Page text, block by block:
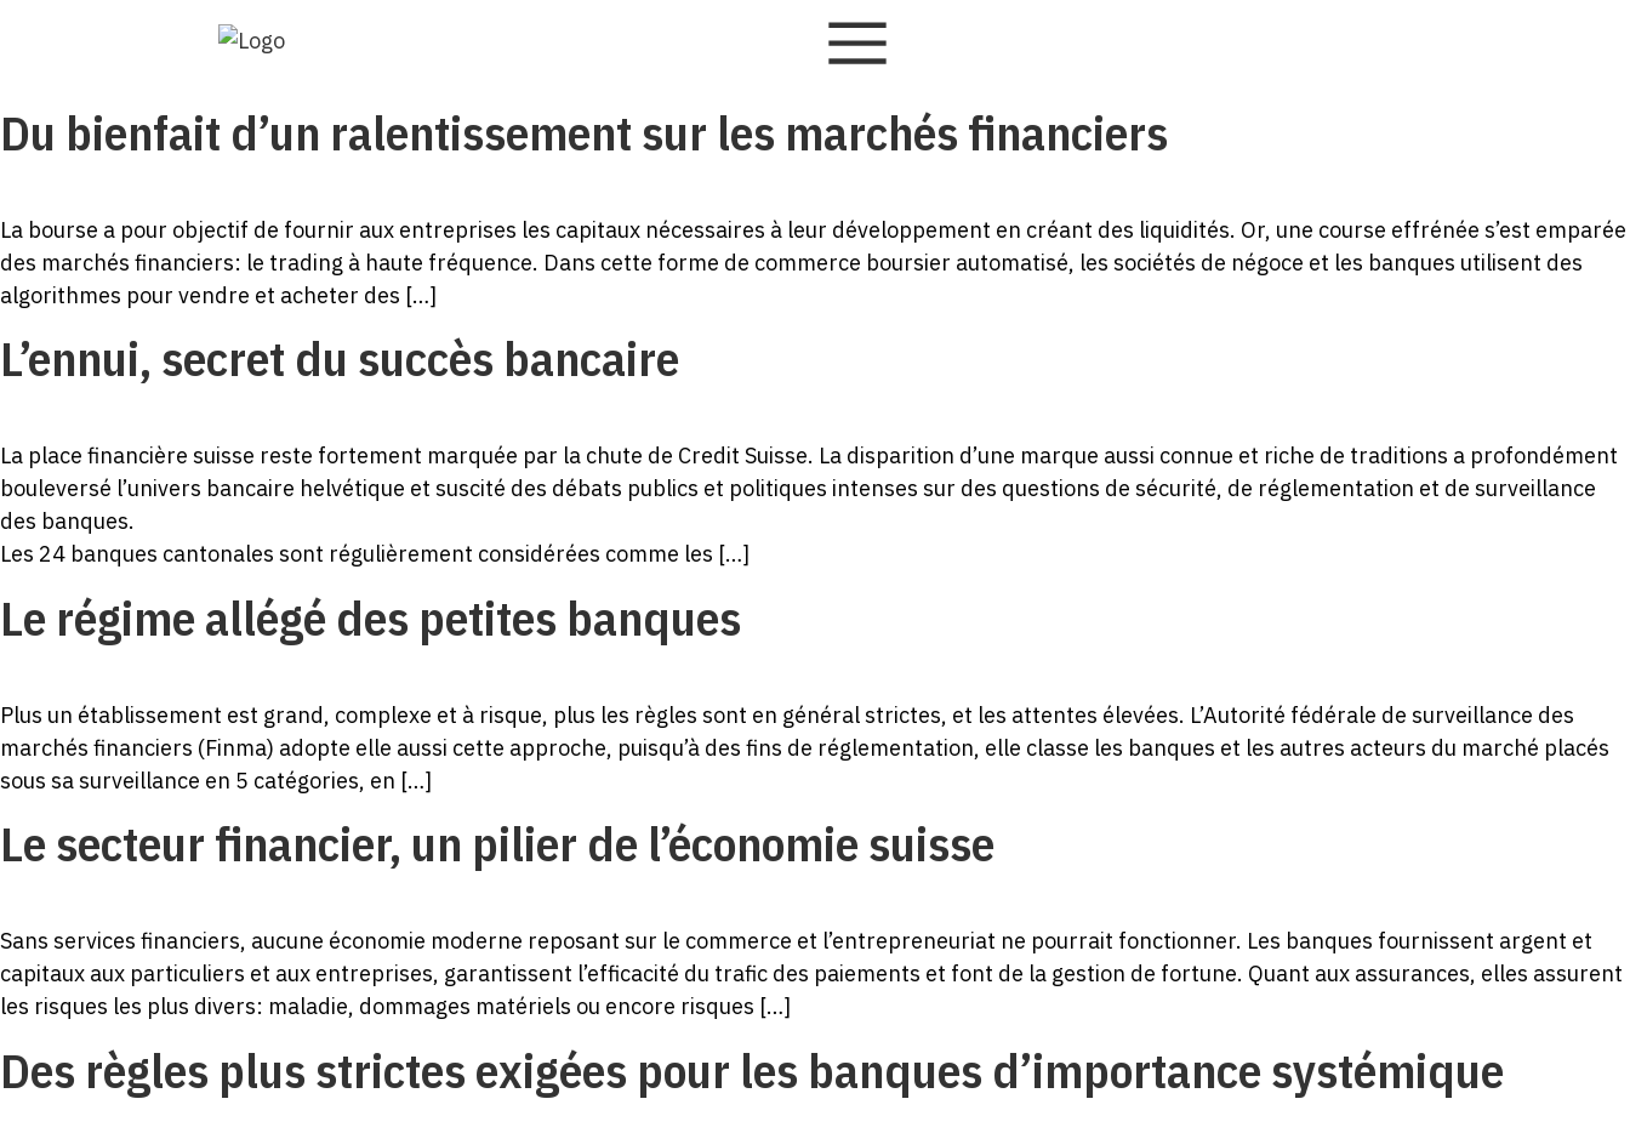
Du bienfait d’un ralentissement sur les marchés financiers
La bourse a pour objectif de fournir aux entreprises les capitaux nécessaires à leur développement en créant des liquidités. Or, une course effrénée s’est emparée
des marchés financiers: le trading à haute fréquence. Dans cette forme de commerce boursier automatisé, les sociétés de négoce et les banques utilisent des
algorithmes pour vendre et acheter des […]
L’ennui, secret du succès bancaire
La place financière suisse reste fortement marquée par la chute de Credit Suisse. La disparition d’une marque aussi connue et riche de traditions a profondément
bouleversé l’univers bancaire helvétique et suscité des débats publics et politiques intenses sur des questions de sécurité, de réglementation et de surveillance
des banques.
Les 24 banques cantonales sont régulièrement considérées comme les […]
Le régime allégé des petites banques
Plus un établissement est grand, complexe et à risque, plus les règles sont en général strictes, et les attentes élevées. L’Autorité fédérale de surveillance des
marchés financiers (Finma) adopte elle aussi cette approche, puisqu’à des fins de réglementation, elle classe les banques et les autres acteurs du marché placés
sous sa surveillance en 5 catégories, en […]
Le secteur financier, un pilier de l’économie suisse
Sans services financiers, aucune économie moderne reposant sur le commerce et l’entrepreneuriat ne pourrait fonctionner. Les banques fournissent argent et
capitaux aux particuliers et aux entreprises, garantissent l’efficacité du trafic des paiements et font de la gestion de fortune. Quant aux assurances, elles assurent
les risques les plus divers: maladie, dommages matériels ou encore risques […]
Des règles plus strictes exigées pour les banques d’importance systémique